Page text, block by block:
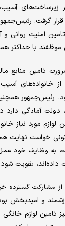
زیرساخت‌های
گرفت.
امنیت روانی
با حداکثر
تامین منابع
خانواده‌های
رئیس‌جمهور
دولت آمادگی دارد
لوازم مورد نیاز
خواست نهایت
به وظایف خود عمل
داده‌اند، تقویت شود.
از مشارکت گسترده
و امیدبخش
تامین لوازم